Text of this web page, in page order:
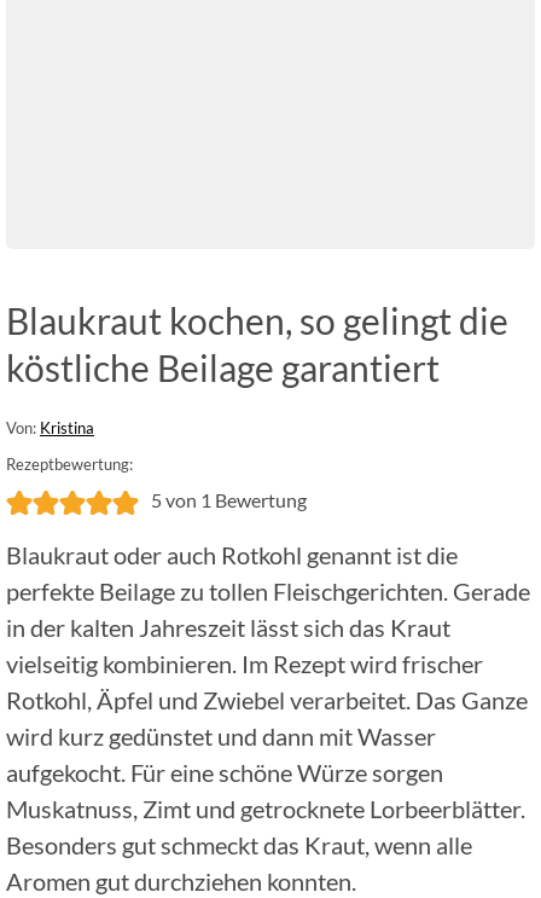
Blaukraut kochen, so gelingt die
köstliche Beilage garantiert
Von: Kristina
Rezeptbewertung:
5von 1 Bewertung
Blaukraut oder auch Rotkohl genannt ist die
perfekte Beilage zu tollen Fleischgerichten. Gerade
in der kalten Jahreszeit lässt sich das Kraut
vielseitig kombinieren. Im Rezept wird frischer
Rotkohl, Äpfel und Zwiebel verarbeitet. Das Ganze
wird kurz gedünstet und dann mit Wasser
aufgekocht. Für eine schöne Würze sorgen
Muskatnuss, Zimt und getrocknete Lorbeerblätter.
Besonders gut schmeckt das Kraut, wenn alle
Aromen gut durchziehen konnten.